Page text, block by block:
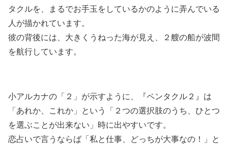
タクルを、まるでお手玉をしているかのように弄んでいる
人が描かれています。
彼の背後には、大きくうねった海が見え、２艘の船が波間
を航行しています。
小アルカナの「２」が示すように、『ペンタクル２』は
「あれか、これか」という「２つの選択肢のうち、ひとつ
を選ぶことが出来ない」時に出やすいです。
恋占いで言うならば「私と仕事、どっちが大事なの！」と